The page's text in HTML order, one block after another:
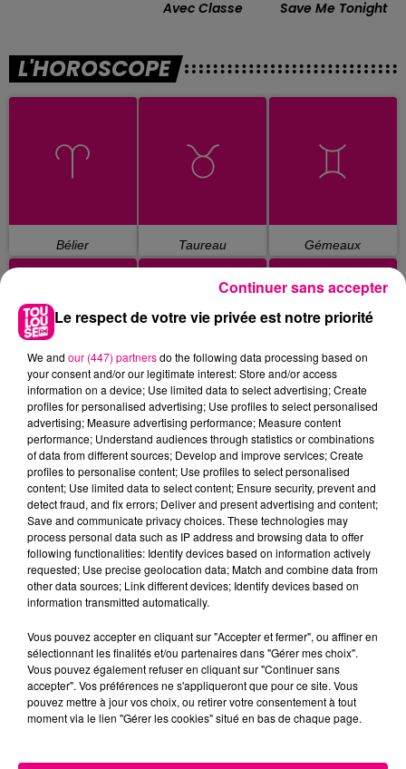
Avec Classe Save Me Tonight
L'HOROSCOPE
Bélier Taureau Gémeaux
Cancer Lion Vierge
Balance Scorpion Sagittaire
Poissons
Le respect de votre vie privée est notre priorité
We and our (447) partnersdo the following data processing based on
your consent and/or our legitimate interest: Store and/or access
information on a device; Use limited data to select advertising; Create
profiles for personalised advertising; Use profiles to select personalised
advertising; Measure advertising performance; Measure content
performance; Understand audiences through statistics or combinations
of data from different sources; Develop and improve services; Create
profiles to personalise content; Use profiles to select personalised
content; Use limited data to select content; Ensure security, prevent and
detect fraud, and fix errors; Deliver and present advertising and content;
Save and communicate privacy choices. These technologies may
process personal data such as IP address and browsing data to offer
following functionalities: Identify devices based on information actively
requested; Use precise geolocation data; Match and combine data from
other data sources; Link different devices; Identify devices based on
information transmitted automatically.
Vous pouvez accepter en cliquant sur "Accepter et fermer", ou affiner en
sélectionnant les finalités et/ou partenaires dans "Gérer mes choix".
Vous pouvez également refuser en cliquant sur "Continuer sans
accepter". Vos préférences ne s'appliqueront que pour ce site. Vous
pouvez mettre à jour vos choix, ou retirer votre consentement à tout
moment via le lien "Gérer les cookies" situé en bas de chaque page.
Continuer sans accepter